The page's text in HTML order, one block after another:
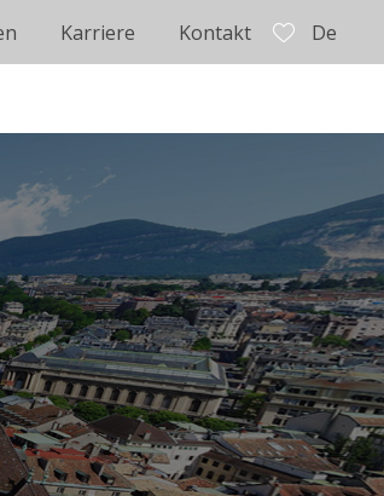
Karriere Kontakt De